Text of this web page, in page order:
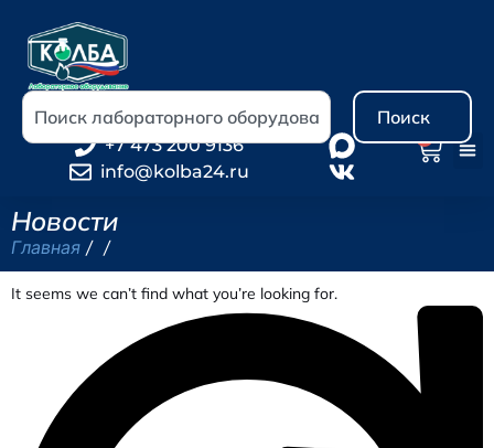
Поиск
+7 473 200 9136
info@kolba24.ru
Новости
Главная / /
It seems we can’t find what you’re looking for.